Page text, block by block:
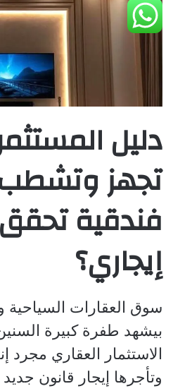
دليل
تجهز
فندقية
إيجاري؟
سوق العقارات السياحية
بيشهد طفرة كبيرة
الاستثمار العقاري
وتأجرها إيجار قانون